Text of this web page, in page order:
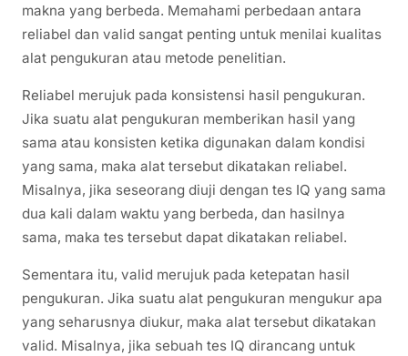
makna yang berbeda. Memahami perbedaan antara
reliabel dan valid sangat penting untuk menilai kualitas
alat pengukuran atau metode penelitian.
Reliabel merujuk pada konsistensi hasil pengukuran.
Jika suatu alat pengukuran memberikan hasil yang
sama atau konsisten ketika digunakan dalam kondisi
yang sama, maka alat tersebut dikatakan reliabel.
Misalnya, jika seseorang diuji dengan tes IQ yang sama
dua kali dalam waktu yang berbeda, dan hasilnya
sama, maka tes tersebut dapat dikatakan reliabel.
Sementara itu, valid merujuk pada ketepatan hasil
pengukuran. Jika suatu alat pengukuran mengukur apa
yang seharusnya diukur, maka alat tersebut dikatakan
valid. Misalnya, jika sebuah tes IQ dirancang untuk